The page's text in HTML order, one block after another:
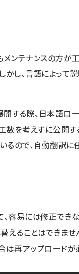
ンテナンスの方が
かし、言語によって
する際、日本語ロ
数を考えずに公開
ので、自動翻訳に
、容易には修正でき
ることはできませ
は再アップロードが